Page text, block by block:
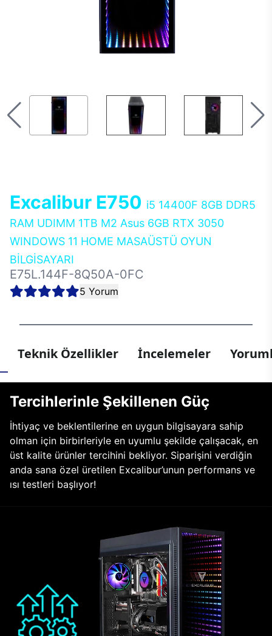
Excalibur E750 i5 14400F 8GB DDR5
RAM UDIMM 1TB M2 Asus 6GB RTX 3050
WINDOWS 11 HOME MASAÜSTÜ OYUN
BİLGİSAYARI
E75L.144F-8Q50A-0FC
5 Yorum
Teknik Özellikler İncelemeler
Tercihlerinle Şekillenen Güç
İhtiyaç ve beklentilerine en uygun bilgisayara sahip
olman için birbirleriyle en uyumlu şekilde çalışacak, en
üst kalite ürünler tercihini bekliyor. Siparişini verdiğin
anda sana özel üretilen Excalibur’unun performans ve
ısı testleri başlıyor!